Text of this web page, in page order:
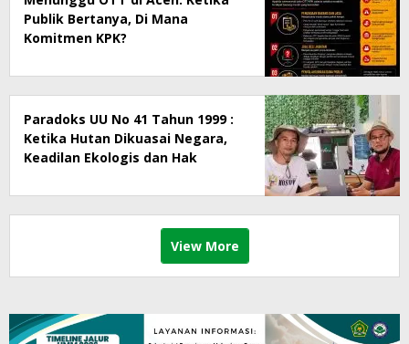
Publik Bertanya, Di Mana
Komitmen KPK?
Paradoks UU No 41 Tahun 1999 :
Ketika Hutan Dikuasai Negara,
Keadilan Ekologis dan Hak
View More